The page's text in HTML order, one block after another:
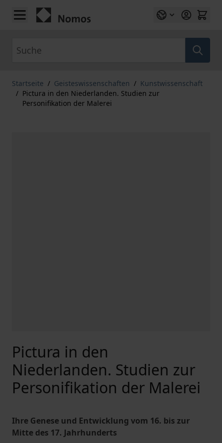
Zum Inhalt springen
Startseite / Geisteswissenschaften / Kunstwissenschaft
/ Pictura in den Niederlanden. Studien zur
Personifikation der Malerei
Pictura in den
Niederlanden. Studien zur
Personifikation der Malerei
Ihre Genese und Entwicklung vom 16. bis zur
Mitte des 17. Jahrhunderts